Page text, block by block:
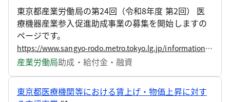
東京都産業労働局の第24回（令和8年度 第2回） 医
療機器産業参入促進助成事業の募集を開始しますの
ページです。
https://www.sangyo-rodo.metro.tokyo.lg.jp/information/press/2026/07/2026072303
産業労働局助成・給付金・融資
東京都医療機関等における賃上げ・物価上昇に対す